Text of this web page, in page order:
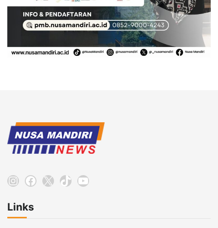
Instagram
Facebook
X TikTokYouTube
Links